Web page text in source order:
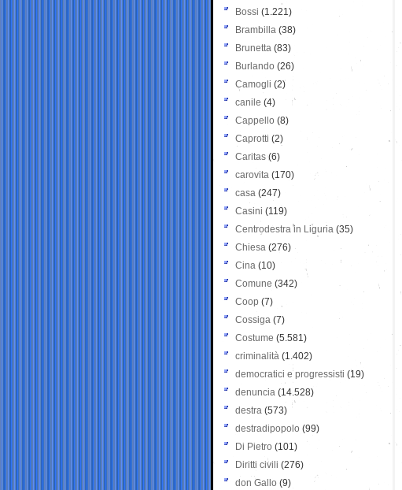
Bossi (1.221)
Brambilla (38)
Brunetta (83)
Burlando (26)
Camogli (2)
canile (4)
Cappello (8)
Caprotti (2)
Caritas (6)
carovita (170)
casa (247)
Casini (119)
Centrodestra in Liguria (35)
Chiesa (276)
Cina (10)
Comune (342)
Coop (7)
Cossiga (7)
Costume (5.581)
criminalità (1.402)
democratici e progressisti (19)
denuncia (14.528)
destra (573)
destradipopolo (99)
Di Pietro (101)
Diritti civili (276)
don Gallo (9)